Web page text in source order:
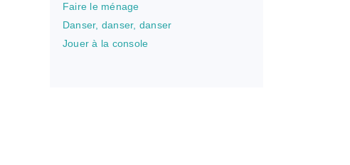
Faire le ménage
Danser, danser, danser
Jouer à la console